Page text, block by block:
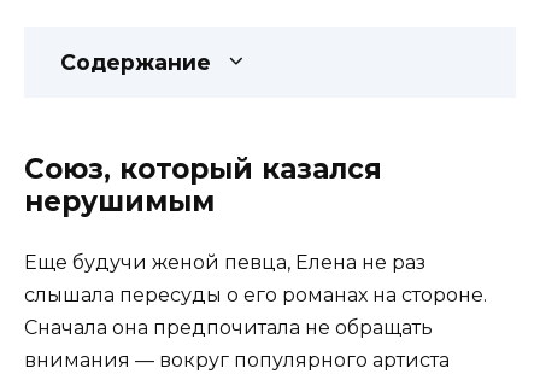
Содержание
Союз, который казался
нерушимым
Еще будучи женой певца, Елена не раз
слышала пересуды о его романах на стороне.
Сначала она предпочитала не обращать
внимания — вокруг популярного артиста